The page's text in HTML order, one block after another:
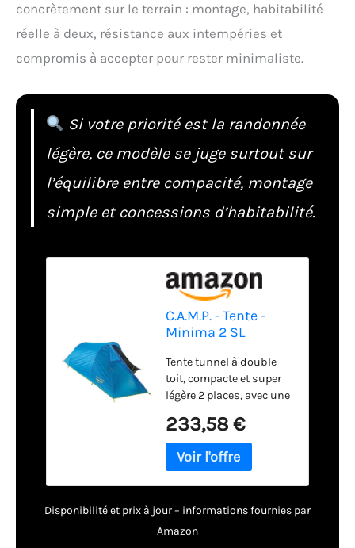
concrètement sur le terrain : montage, habitabilité
réelle à deux, résistance aux intempéries et
compromis à accepter pour rester minimaliste.
Si votre priorité est la randonnée
légère, ce modèle se juge surtout sur
l’équilibre entre compacité, montage
simple et concessions d’habitabilité.
C.A.M.P. - Tente -
Minima 2 SL
Tente tunnel à double
toit, compacte et super
légère 2 places, avec une
avec gaine Toit interne
en filet pour une
ventilation maximale
d'une fermeture éclair
avec rabat
233,58 €
Disponibilité et prix à jour – informations fournies par
Amazon